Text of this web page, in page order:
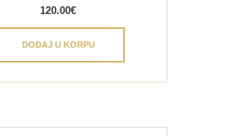
120.00€
DODAJ U KORPU